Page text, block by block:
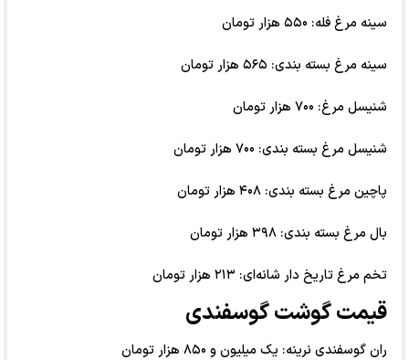
سینه مرغ فله: ۵۵۰ هزار تومان
سینه مرغ بسته بندی: ۵۶۵ هزار تومان
شنیسل مرغ: ۷۰۰ هزار تومان
شنیسل مرغ بسته بندی: ۷۰۰ هزار تومان
پاچین مرغ بسته بندی: ۴۰۸ هزار تومان
بال مرغ بسته بندی: ۳۹۸ هزار تومان
تخم مرغ تاریخ دار شانه‌ای: ۲۱۳ هزار تومان
قیمت گوشت گوسفندی
ران گوسفندی نرینه: یک میلیون و ۸۵۰ هزار تومان